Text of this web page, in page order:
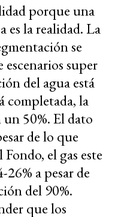
porque una
es la realidad. La
se
super
del agua está
completada, la
un 50%. El dato
de lo que
el gas este
a pesar de
del 90%.
que los